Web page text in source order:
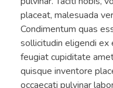
placeat, malesuada
Condimentum quas
sollicitudin eligendi ex
feugiat cupiditate
quisque inventore
occaecati pulvinar